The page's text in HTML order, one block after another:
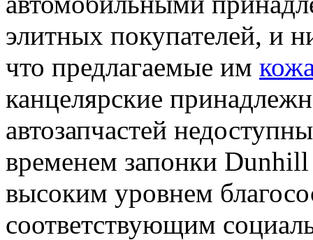
элитных покупателей, и
что предлагаемые им
канцелярские
автозапчастей
временем запонки Dunhill
высоким уровнем
соответствующим